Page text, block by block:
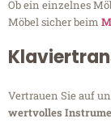
Ob ein einzelnes
Möbel sicher beim
Vertrauen Sie auf
wertvolles